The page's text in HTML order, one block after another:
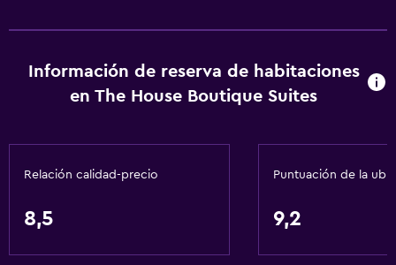
Champú
Adaptador
Acondicionador
Información de reserva de habitaciones
en The House Boutique Suites
Relación calidad-precio
8,5
Puntuación de la
9,2